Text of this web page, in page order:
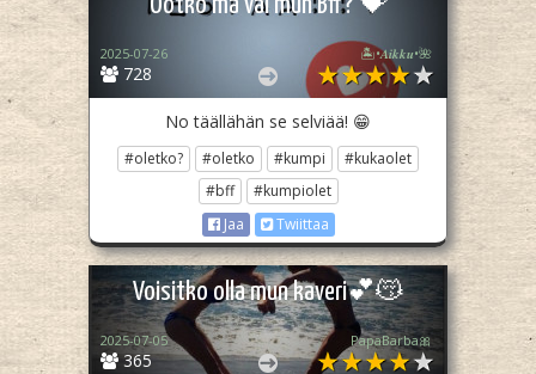
Ootko mä vai mun Bff? 💝
728
2025-07-26 🏝️•𝑨𝒊𝒌𝒌𝒖•🌺
No täällähän se selviää! 😁
#oletko? #oletko #kumpi
#kukaolet
#bff
#kumpiolet
Jaa
Twiittaa
Voisitko olla mun kaveri💕😽
365
2025-07-05 PapaBarba🎀